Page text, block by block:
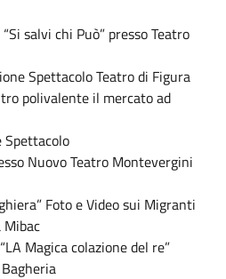
salvi chi Può” presso Teatro
Spettacolo Teatro di Figura
polivalente il mercato ad
Spettacolo
Nuovo Teatro Montevergini
Foto e Video sui Migranti
Magica colazione del re”